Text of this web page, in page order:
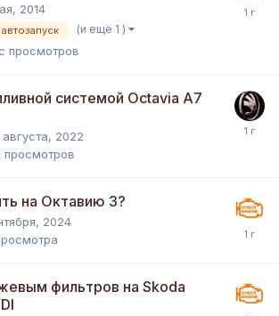
2014
автозапуск (и ещё 1 )
просмотров
системой Octavia A7
августа, 2022
просмотров
на Октавию 3?
2024
фильтров на Skoda